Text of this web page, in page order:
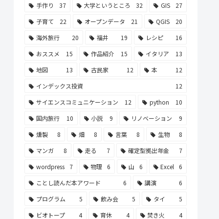
手作り 37 大学というところ 32 GIS
27
子育て
22 オープンデータ 21 QGIS
20
海外旅行
20 福井 19 レシピ
16
おススメ
15 作品紹介 15 イタリア
13
地図
13 古民家 12 本
12
インデックス投資
12
サイエンスコミュニケーション
12 python
10
国内旅行
10 小説 9 リノベーション
9
燻製
8 畑 8 言葉 8 生物
8
マンガ
8 走る 7 確定型拠出年金
7
wordpress
7 物理 6 山 6 Excel
6
ことし読んだ本アワード
6 講演
6
プログラム
5 飲み会 5 タイ
5
ビオトープ
4 育休 4 焚き火 4